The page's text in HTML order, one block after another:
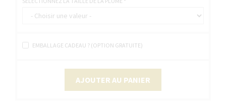
EMBALLAGE CADEAU ? (OPTION GRATUITE)
AJOUTER AU PANIER